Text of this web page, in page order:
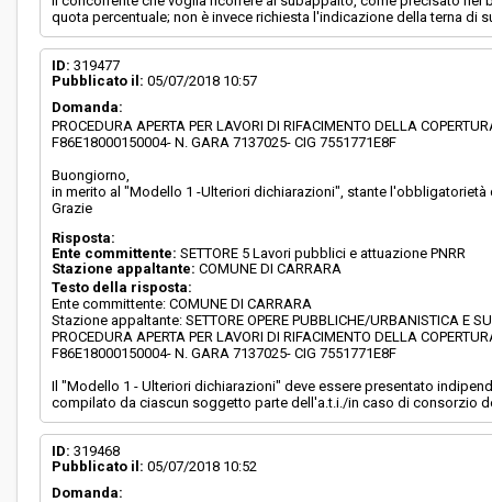
quota percentuale; non è invece richiesta l'indicazione della terna di
ID: 319477
Pubblicato il: 05/07/2018 10:57
Domanda:
PROCEDURA APERTA PER LAVORI DI RIFACIMENTO DELLA
F86E18000150004- N. GARA 7137025- CIG 7551771E8F
Buongiorno,
in merito al "Modello 1 -Ulteriori dichiarazioni", stante
Grazie
Risposta:
Ente committente: SETTORE 5 Lavori pubblici e attuazione PNRR
Stazione appaltante: COMUNE DI CARRARA
Testo della risposta:
Ente committente: COMUNE DI CARRARA
Stazione appaltante: SETTORE OPERE PUBBLICHE/URBANISTICA E
PROCEDURA APERTA PER LAVORI DI RIFACIMENTO DELLA
F86E18000150004- N. GARA 7137025- CIG 7551771E8F
Il "Modello 1 - Ulteriori dichiarazioni" deve essere presentato
compilato da ciascun soggetto parte dell'a.t.i./in caso di consorzio
ID: 319468
Pubblicato il: 05/07/2018 10:52
Domanda: